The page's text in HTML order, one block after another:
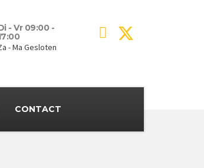
- Vr 09:00 -
- Ma Gesloten
CONTACT